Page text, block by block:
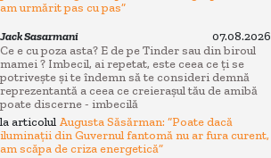
am urmărit pas cu pas”
Jack Sasarmani
07.08.2026
Ce e cu poza asta? E de pe Tinder sau din biroul
mamei ? Imbecil, ai repetat, este ceea ce ți se
potrivește și te îndemn să te consideri demnă
reprezentantă a ceea ce creierașul tău de amibă
poate discerne - imbecilă
la articolul Augusta Săsărman: “Poate dacă
iluminații din Guvernul fantomă nu ar fura curent,
am scăpa de criza energetică”